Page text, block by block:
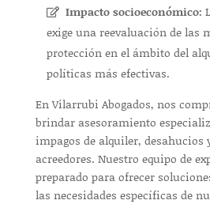
Impacto socioeconómico:
exige una reevaluación de las
protección en el ámbito del
políticas más efectivas.
En Vilarrubi Abogados, nos
brindar asesoramiento
impagos de alquiler, desahucios
acreedores. Nuestro equipo de
preparado para ofrecer
las necesidades específicas de